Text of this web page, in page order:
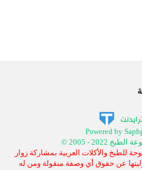
Powered by
والأكلات العربية بمشاركة زوار
عن حقوق أي وصفة منقولة ومن له